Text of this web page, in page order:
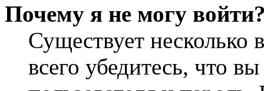
Почему я не могу
Существует
всего убедитесь, что